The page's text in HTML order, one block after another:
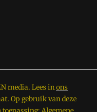
media. Lees inons
Op gebruik van deze